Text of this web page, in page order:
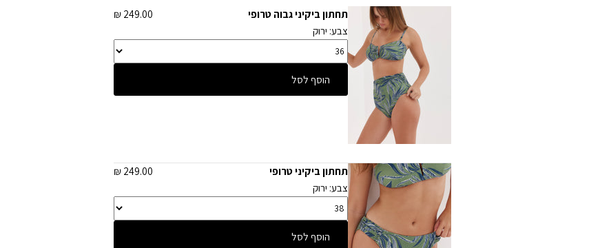
תחתון ביקיני גבוה טרופי
249.00 ₪
צבע: ירוק
הוסף לסל
תחתון ביקיני טרופי
249.00 ₪
צבע: ירוק
הוסף לסל